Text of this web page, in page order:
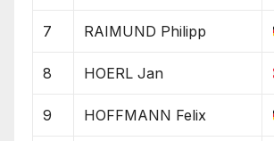
7 RAIMUND Philipp
8 HOERL Jan
9 HOFFMANN Felix